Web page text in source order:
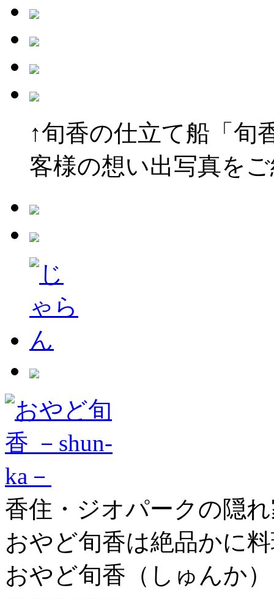
↑旬香の仕立て船「旬
客様の想い出写真を
香住・ジオパークの隠
おやど旬香は絶品かに
おやど旬香（しゅんか）